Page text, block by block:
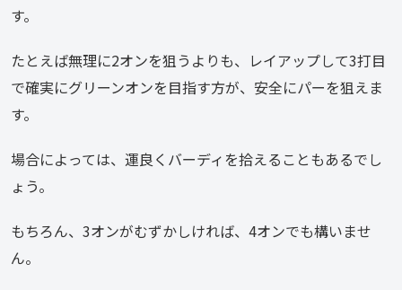
す。
たとえば無理に2オンを狙うよりも、レイアップして3打目
で確実にグリーンオンを目指す方が、安全にパーを狙えま
す。
場合によっては、運良くバーディを拾えることもあるでし
ょう。
もちろん、3オンがむずかしければ、4オンでも構いませ
ん。